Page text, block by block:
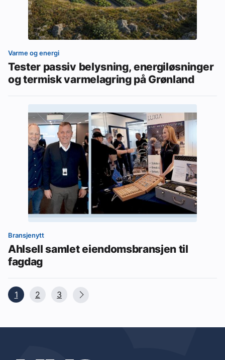
Varme og energi
Tester passiv belysning, energiløsninger
og termisk varmelagring på Grønland
Bransjenytt
Ahlsell samlet eiendomsbransjen til
fagdag
1 2 3